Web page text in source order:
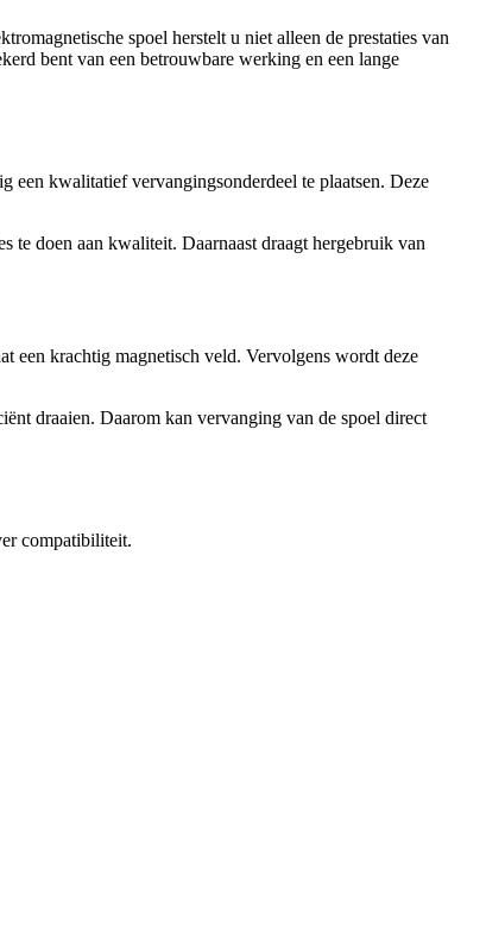
spoel herstelt u niet alleen de prestaties van
bent van een betrouwbare werking en een lange
kwalitatief vervangingsonderdeel te plaatsen. Deze
te doen aan kwaliteit. Daarnaast draagt hergebruik van
een krachtig magnetisch veld. Vervolgens wordt deze
draaien. Daarom kan vervanging van de spoel direct
compatibiliteit.